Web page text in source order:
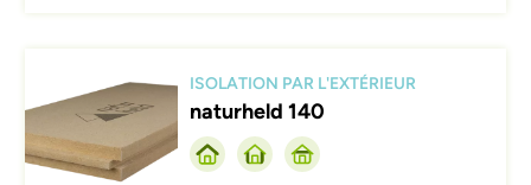
ISOLATION PAR L'EXTÉRIEUR
naturheld 140